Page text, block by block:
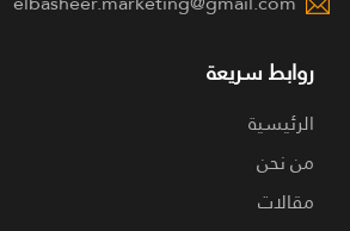
روابط سريعة
الرئيسية
من نحن
مقالات